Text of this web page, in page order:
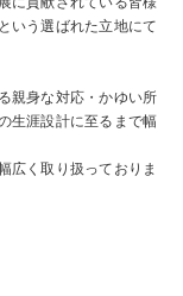
いう選ばれた立地にて
親身な対応・かゆい所
生涯設計に至るまで幅
広く取り扱っておりま